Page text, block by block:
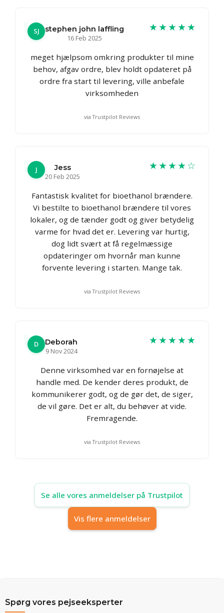
SJ
stephen john laffling
16 Feb 2025
★★★★★
meget hjælpsom omkring produkter til mine
behov, afgav ordre, blev holdt opdateret på
ordre fra start til levering, ville anbefale
virksomheden
via Trustpilot Reviews
J
Jess
20 Feb 2025
★★★★☆
Fantastisk kvalitet for bioethanol brændere.
Vi bestilte to bioethanol brændere til vores
lokaler, og de tænder godt og giver betydelig
varme for hvad det er. Levering var hurtig,
dog lidt svært at få regelmæssige
opdateringer om hvornår man kunne
forvente levering i starten. Mange tak.
via Trustpilot Reviews
D
Deborah
9 Nov 2024
★★★★★
Denne virksomhed var en fornøjelse at
handle med. De kender deres produkt, de
kommunikerer godt, og de gør det, de siger,
de vil gøre. Det er alt, du behøver at vide.
Fremragende.
via Trustpilot Reviews
Se alle vores anmeldelser på Trustpilot
Vis flere anmeldelser
Spørg vores pejseeksperter